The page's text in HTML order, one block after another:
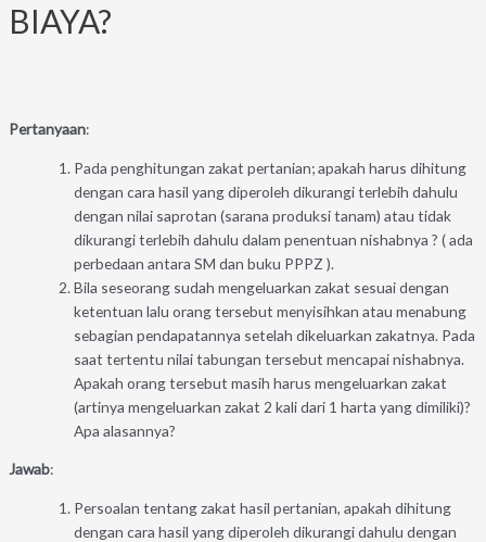
BIAYA?
Pertanyaan:
Pada penghitungan zakat pertanian; apakah harus dihitung
dengan cara hasil yang diperoleh dikurangi terlebih dahulu
dengan nilai saprotan (sarana produksi tanam) atau tidak
dikurangi terlebih dahulu dalam penentuan nishabnya ? ( ada
perbedaan antara SM dan buku PPPZ ).
Bila seseorang sudah mengeluarkan zakat sesuai dengan
ketentuan lalu orang tersebut menyisihkan atau menabung
sebagian pendapatannya setelah dikeluarkan zakatnya. Pada
saat tertentu nilai tabungan tersebut mencapai nishabnya.
Apakah orang tersebut masih harus mengeluarkan zakat
(artinya mengeluarkan zakat 2 kali dari 1 harta yang dimiliki)?
Apa alasannya?
Jawab:
Persoalan tentang zakat hasil pertanian, apakah dihitung
dengan cara hasil yang diperoleh dikurangi dahulu dengan